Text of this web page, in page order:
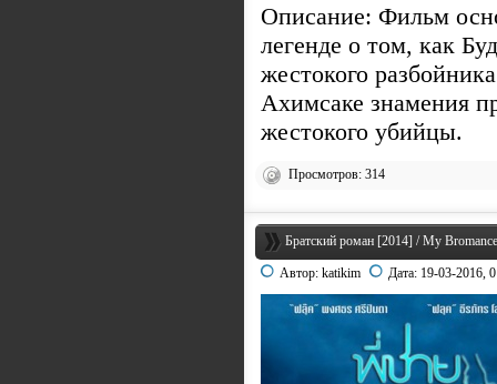
Описание: Фильм
легенде о том, как
жестокого
Ахимсаке знамения
жестокого убийцы.
Просмотров: 314
Братский роман [2014] / My Bromance
Автор: katikim Дата: 19-03-2016,